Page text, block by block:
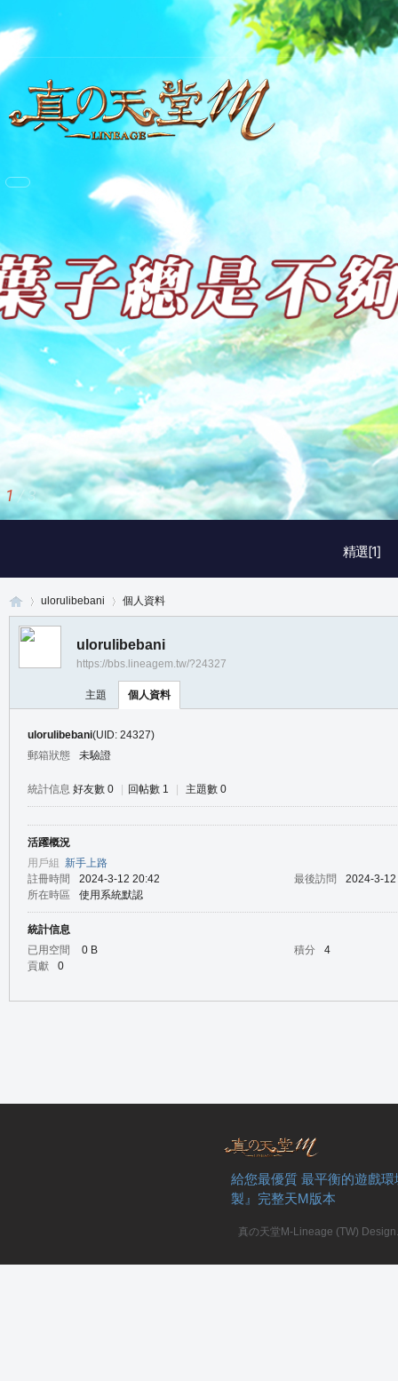
精選[1]
2 / 3
ulorulibebani 個人資料
ulorulibebani
https://bbs.lineagem.tw/?24327
主題 個人資料
ulorulibebani(UID: 24327)
郵箱狀態
未驗證
統計信息 好友數 0 回帖數 1 主題數 0
活躍概況
用戶組 新手上路
註冊時間
2024-3-12 20:42 最後訪問
2024-3-
所在時區
使用系統默認
統計信息
已用空間
0 B 積分
4
貢獻
0
給您最優質 最平衡的遊戲
製』完整天M版本
真の天堂M-Lineage (TW)